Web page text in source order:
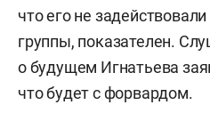
что его не
группы, показателен.
о будущем Игнатьева
что будет с форвардом.